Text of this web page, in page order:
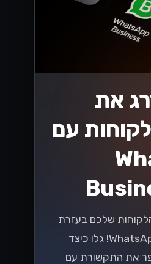
את
עם
שלכם בעזרת
WhatsApp Business API! גלו כיצד
את התקשורת עם